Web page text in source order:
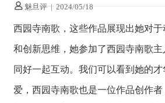
魅旦评 | 2024/05/18
西园寺南歌，这些作品展现出她对
和创新思维，她参加了西园寺南歌
同好一起互动。我们可以看到她的才
爱，西园寺南歌也是一位作品创作